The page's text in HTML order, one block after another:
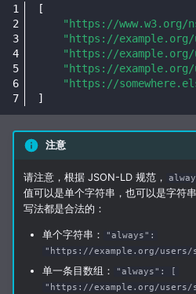
[
"https://www.w3.org/
"https://example.org/
"https://example.org/
"https://example.org/
"https://
]
注意
请注意，根据 JSON-LD 规范，
值可以是单个字符串，也可以是字符
写法都是合法的：
单个字符串：
"always":
"https://example.org/users/
单一条目数组：
"always": [
"https://example.org/users/